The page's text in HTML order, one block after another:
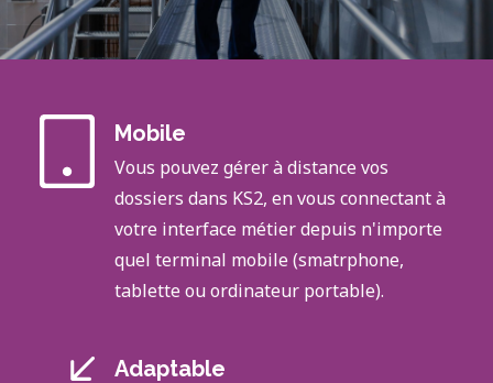
Mobile
Vous pouvez gérer à distance vos
dossiers dans KS2, en vous connectant à
votre interface métier depuis n'importe
quel terminal mobile (smatrphone,
tablette ou ordinateur portable).
Adaptable